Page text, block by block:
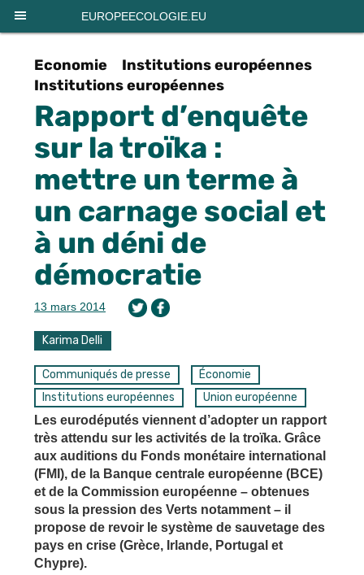
EUROPEECOLOGIE.EU
Economie
Institutions européennes
Institutions européennes
Rapport d’enquête
sur la troïka :
mettre un terme à
un carnage social et
à un déni de
démocratie
13 mars 2014
Karima Delli
Communiqués de presse
Économie
Institutions européennes
Union européenne
Les eurodéputés viennent d’adopter un rapport
très attendu sur les activités de la troïka. Grâce
aux auditions du Fonds monétaire international
(FMI), de la Banque centrale européenne (BCE)
et de la Commission européenne – obtenues
sous la pression des Verts notamment – il
propose de revoir le système de sauvetage des
pays en crise (Grèce, Irlande, Portugal et
Chypre).